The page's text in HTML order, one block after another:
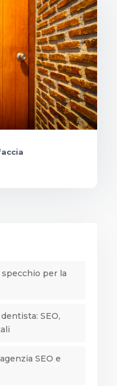
per la
SEO,
SEO e